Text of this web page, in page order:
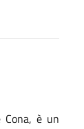
è un